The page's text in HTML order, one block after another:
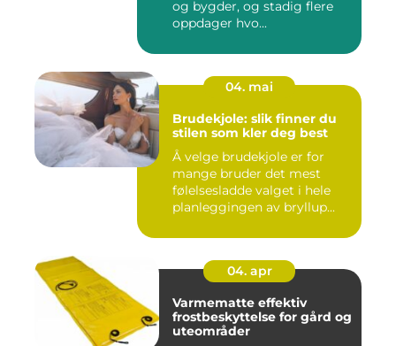
og bygder, og stadig flere
oppdager hvo...
04. mai
Brudekjole: slik finner du
stilen som kler deg best
Å velge brudekjole er for
mange bruder det mest
følelsesladde valget i hele
planleggingen av bryllup...
04. apr
Varmematte effektiv
frostbeskyttelse for gård og
uteområder